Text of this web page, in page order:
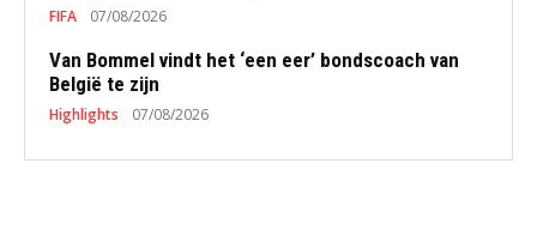
FIFA 07/08/2026
Van Bommel vindt het ‘een eer’ bondscoach van
België te zijn
Highlights 07/08/2026